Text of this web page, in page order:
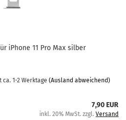
iPho­ne 11 Pro Max sil­ber
1-2 Werktage (Ausland abweichend)
7,90 EUR
inkl. 20% MwSt. zzgl. Versand